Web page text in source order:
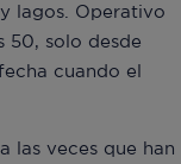
lagos. Operativo
50, solo desde
cuando el
las veces que han